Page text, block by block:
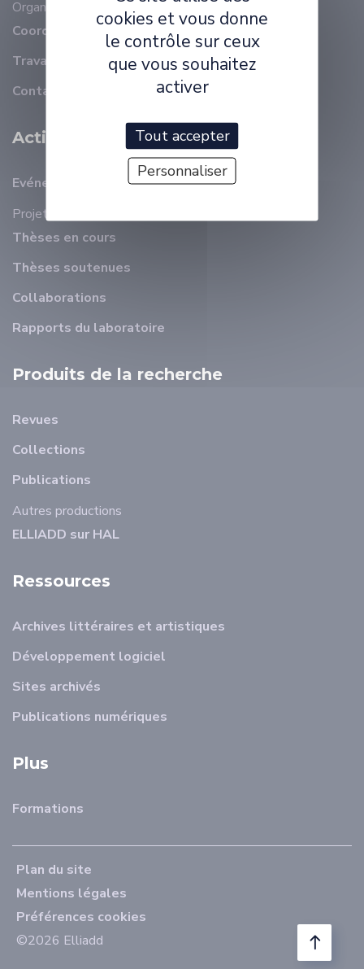
Organisation
Membres
Coordonnées
Travailler à ELLIADD
Contact
Activité Scientifique
Evénements récents
Projets
Thèses en cours
Thèses soutenues
Collaborations
Rapports du laboratoire
Produits de la recherche
Revues
Collections
Publications
Autres productions
ELLIADD sur HAL
Ressources
Archives littéraires et artistiques
Développement logiciel
Sites archivés
Publications numériques
Plus
Formations
Plan du site
Mentions légales
Préférences cookies
©2026 Elliadd
cookies et vous donne
le contrôle sur ceux
que vous souhaitez
activer
Tout accepter
Personnaliser